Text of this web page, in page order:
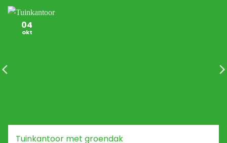
Tuinkantoor met groendak
04
okt